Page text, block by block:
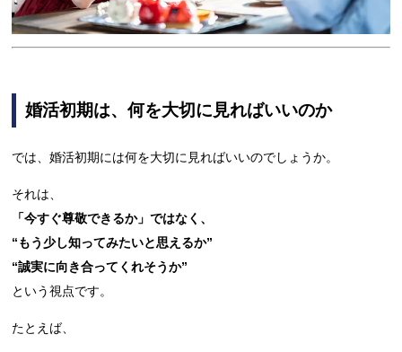
婚活初期は、何を大切に見ればいいのか
では、婚活初期には何を大切に見ればいいのでしょうか。
それは、
「今すぐ尊敬できるか」ではなく、
“もう少し知ってみたいと思えるか”
“誠実に向き合ってくれそうか”
という視点です。
たとえば、